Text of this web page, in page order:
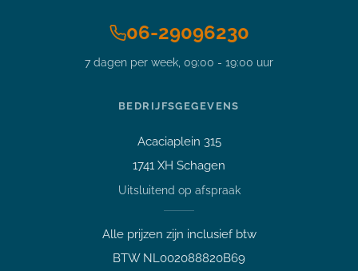
06-29096230
7 dagen per week, 09:00 - 19:00 uur
BEDRIJFSGEGEVENS
Acaciaplein 315
1741 XH Schagen
Uitsluitend op afspraak
Alle prijzen zijn inclusief btw
BTW NL002088820B69
Stel je vraag over dit
product
16GB 256GB NVMe SSD FHD
Welk apparaat past bij mij?
Afspraak maken
Afhalen of bezichtigen
Verzending, status of afhalen